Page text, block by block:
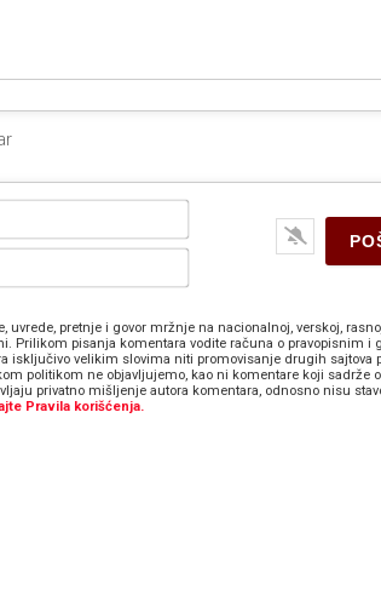
Ime*
E-
uvrede, pretnje i govor mržnje na nacionalnoj, verskoj,
Prilikom pisanja komentara vodite računa o pravopisnim
isključivo velikim slovima niti promovisanje drugih sajtova
politikom ne objavljujemo, kao ni komentare koji sadrže
privatno mišljenje autora komentara, odnosno nisu
Pravila korišćenja.